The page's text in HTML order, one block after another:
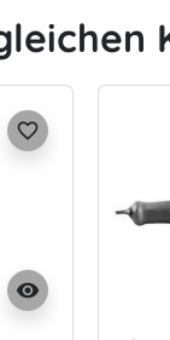
visibility
favorite_border